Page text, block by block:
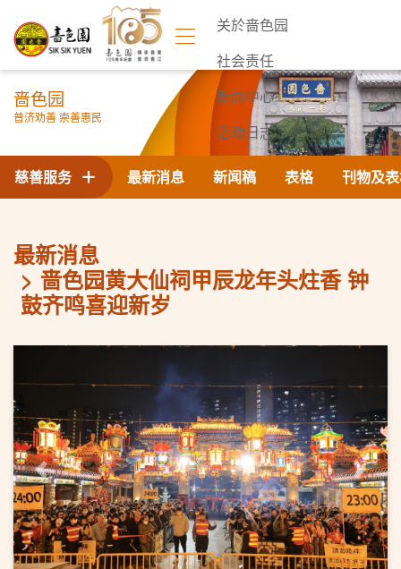
关於啬色园
社会责任
新闻中心
活动日志
联络我们
啬色园
普济劝善 崇善惠民
最新消息 新闻稿 表格 刊物及
慈善服务
最新消息
啬色园黄大仙祠甲辰龙年头炷香 钟
鼓齐鸣喜迎新岁
上一页 下一页